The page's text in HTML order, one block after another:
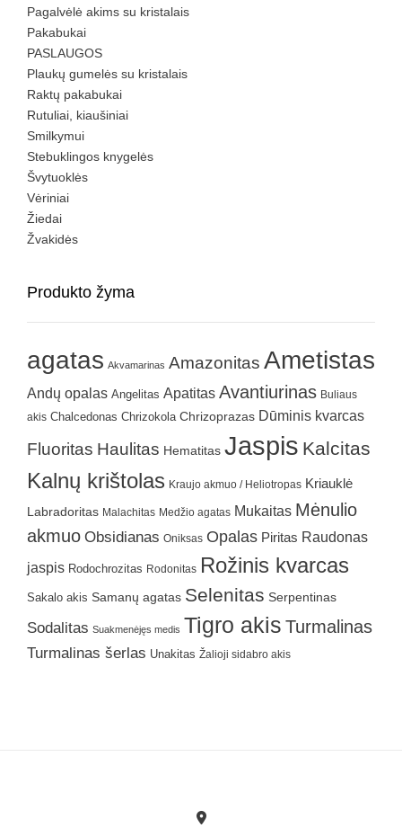
Pagalvėlė akims su kristalais
Pakabukai
PASLAUGOS
Plaukų gumelės su kristalais
Raktų pakabukai
Rutuliai, kiaušiniai
Smilkymui
Stebuklingos knygelės
Švytuoklės
Vėriniai
Žiedai
Žvakidės
Produkto žyma
agatas Akvamarinas Amazonitas Ametistas
Andų opalas Angelitas Apatitas Avantiurinas Buliaus
akis Chalcedonas Chrizokola Chrizoprazas Dūminis kvarcas
Fluoritas Haulitas Hematitas Jaspis Kalcitas
Kalnų krištolas Kraujo akmuo / Heliotropas Kriauklė
Labradoritas Malachitas Medžio agatas Mukaitas Mėnulio
akmuo Obsidianas Oniksas Opalas Piritas Raudonas
jaspis Rodochrozitas Rodonitas Rožinis kvarcas
Sakalo akis Samanų agatas Selenitas Serpentinas
Sodalitas Suakmenėjęs medis Tigro akis Turmalinas
Turmalinas šerlas Unakitas Žalioji sidabro akis